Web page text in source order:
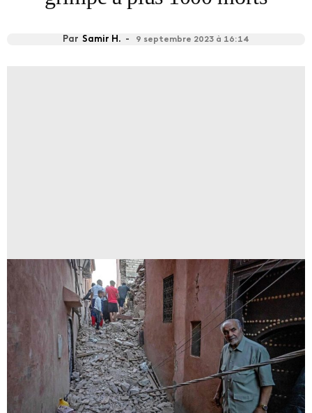
Par Samir H. - 9 septembre 2023 à 16:14